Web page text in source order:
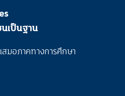
เป็นฐาน
มอภาคทางการศึกษา